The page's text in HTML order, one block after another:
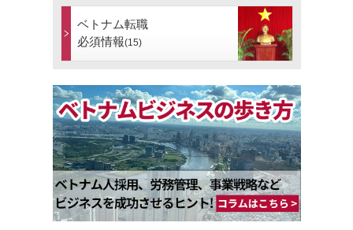
ベトナム転職
必須情報(15)